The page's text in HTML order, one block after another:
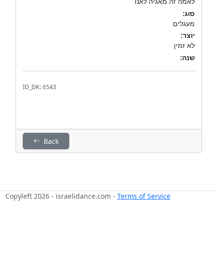
סוג:
מעגלים
יוצר:
לא זמין
שנה:
ID_DK: 6543
Back
Copyleft 2026 - israelidance.com - Terms of Service